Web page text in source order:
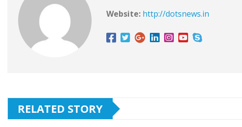
Website: http://dotsnews.in
RELATED STORY